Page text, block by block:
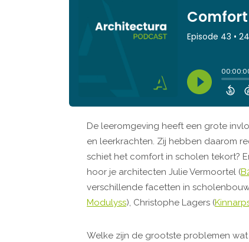
De leeromgeving heeft een grote
en leerkrachten. Zij hebben daarom
schiet het comfort in scholen tekort?
hoor je architecten Julie Vermoortel (
verschillende facetten in
Modulyss), Christophe Lagers (
Welke zijn de grootste problemen